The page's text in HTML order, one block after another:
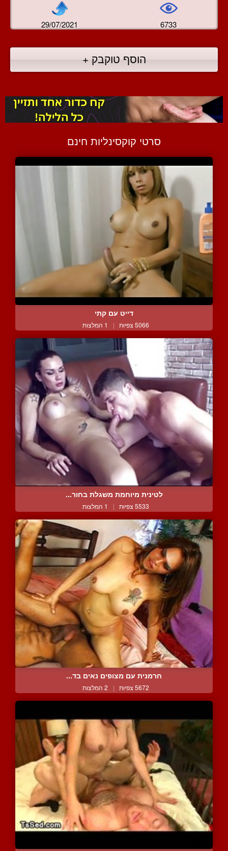
29/07/2021 6733
הוסף טוקבק +
סרטי קוקסינליות חינם
דייט עם קתי
5066 צפיות | 1 המלצות
לטינית מיוחמת משגלת בחור...
5533 צפיות | 1 המלצות
חרמנית עם מצופים נאים בד...
5672 צפיות | 2 המלצות